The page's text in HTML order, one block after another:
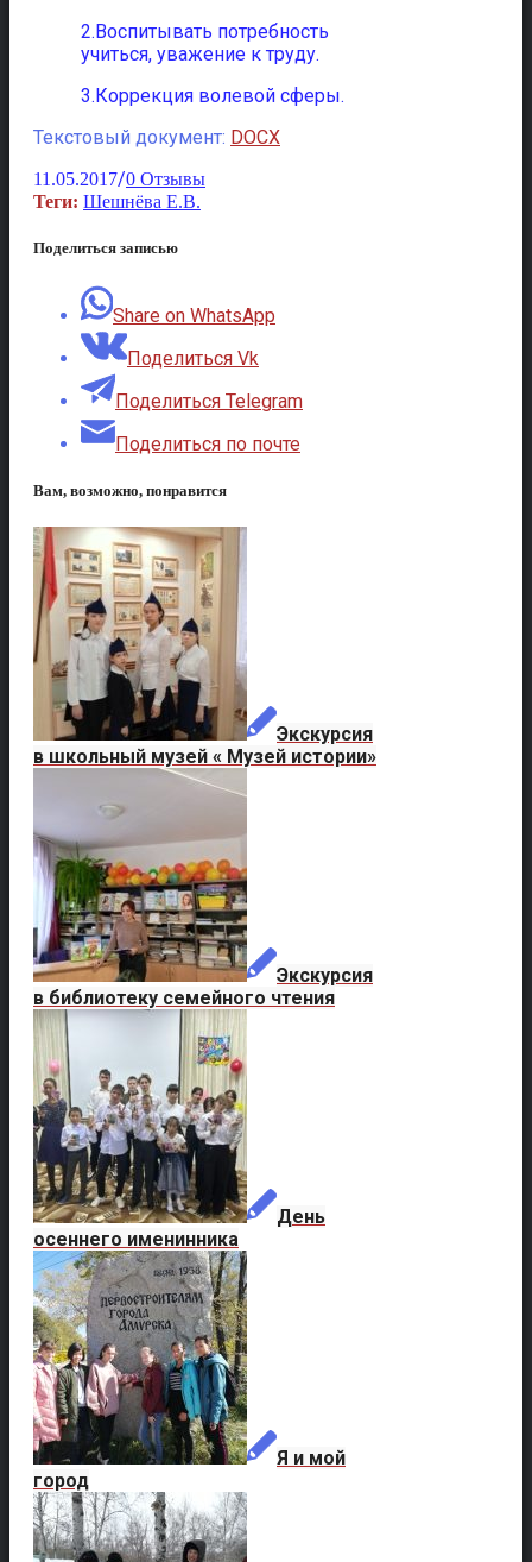
2.Воспитывать потребность
учиться, уважение к труду.
3.Коррекция волевой сферы.
Текстовый документ: DOCX
11.05.2017/0 Отзывы
Теги: Шешнёва Е.В.
Поделиться записью
Share on WhatsApp
Поделиться Vk
Поделиться Telegram
Поделиться по почте
Вам, возможно, понравится
Экскурсия
в школьный музей « Музей истории»
Экскурсия
в библиотеку семейного чтения
День
осеннего именинника
Я и мой
город